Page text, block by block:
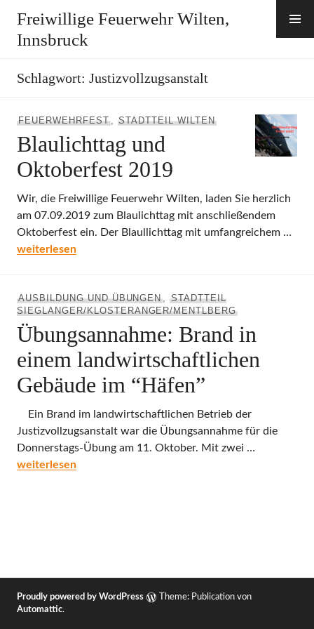
Inhalt
springen
Freiwillige Feuerwehr Wilten,
Innsbruck
Schlagwort: Justizvollzugsanstalt
FEUERWEHRFEST, STADTTEIL WILTEN
Blaulichttag und
Oktoberfest 2019
Wir, die Freiwillige Feuerwehr Wilten, laden Sie herzlich
am 07.09.2019 zum Blaulichttag mit anschließendem
Oktoberfest ein. Der Blaullichttag mit umfangreichem …
Blaulichttag und Oktoberfest 2019
weiterlesen
AUSBILDUNG UND ÜBUNGEN,STADTTEIL
SIEGLANGER/KLOSTERANGER/MENTLBERG
Übungsannahme: Brand in
einem landwirtschaftlichen
Gebäude im “Häfen”
Ein Brand im landwirtschaftlichen Betrieb der
Justizvollzugsanstalt war die Übungsannahme für die
Donnerstags-Übung am 11. Oktober. Mit zwei …
Übungsannahme: Brand in einem landwirtschaftlichen
weiterlesen
Proudly powered by WordPress
Theme: Publication von
Automattic.